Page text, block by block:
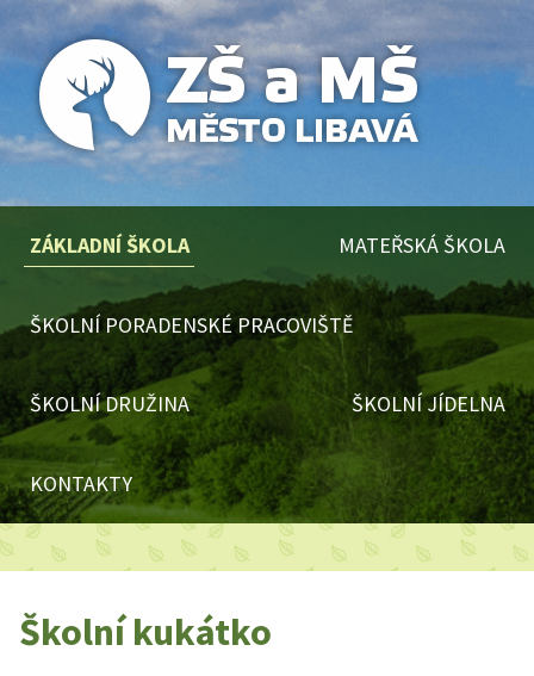
ZÁKLADNÍ ŠKOLA MATEŘSKÁ ŠKOLA
ŠKOLNÍ PORADENSKÉ PRACOVIŠTĚ
ŠKOLNÍ DRUŽINA ŠKOLNÍ JÍDELNA
KONTAKTY
Školní kukátko